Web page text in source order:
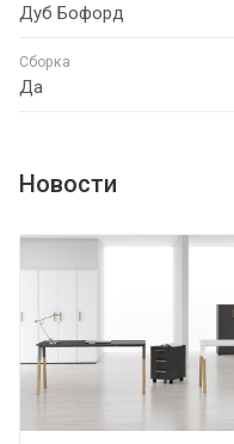
Дуб Бофорд
Сборка
Да
Новости